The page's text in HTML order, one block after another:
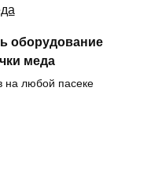
оборудование
меда
на любой пасеке